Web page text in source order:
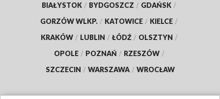
BIAŁYSTOK / BYDGOSZCZ / GDAŃSK /
GORZÓW WLKP. / KATOWICE / KIELCE /
KRAKÓW / LUBLIN / ŁÓDŹ / OLSZTYN /
OPOLE / POZNAŃ / RZESZÓW /
SZCZECIN / WARSZAWA / WROCŁAW